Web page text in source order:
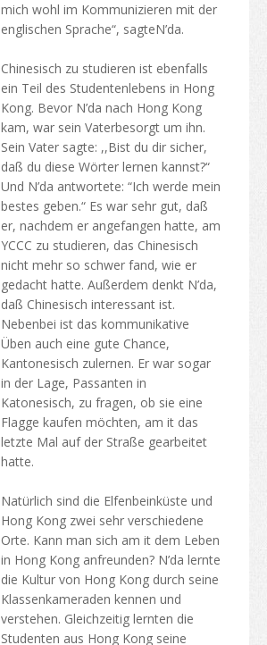
mich wohl im Kommunizieren mit der
englischen Sprache“, sagteN’da.
Chinesisch zu studieren ist ebenfalls
ein Teil des Studentenlebens in Hong
Kong. Bevor N’da nach Hong Kong
kam, war sein Vaterbesorgt um ihn.
Sein Vater sagte: ,,Bist du dir sicher,
daß du diese Wörter lernen kannst?“
Und N’da antwortete: “Ich werde mein
bestes geben.“ Es war sehr gut, daß
er, nachdem er angefangen hatte, am
YCCC zu studieren, das Chinesisch
nicht mehr so schwer fand, wie er
gedacht hatte. Außerdem denkt N’da,
daß Chinesisch interessant ist.
Nebenbei ist das kommunikative
Üben auch eine gute Chance,
Kantonesisch zulernen. Er war sogar
in der Lage, Passanten in
Katonesisch, zu fragen, ob sie eine
Flagge kaufen möchten, am it das
letzte Mal auf der Straße gearbeitet
hatte.
Natürlich sind die Elfenbeinküste und
Hong Kong zwei sehr verschiedene
Orte. Kann man sich am it dem Leben
in Hong Kong anfreunden? N’da lernte
die Kultur von Hong Kong durch seine
Klassenkameraden kennen und
verstehen. Gleichzeitig lernten die
Studenten aus Hong Kong seine